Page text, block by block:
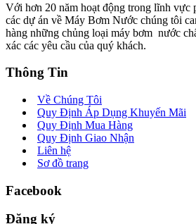
Với hơn 20 năm hoạt động trong lĩnh vực
các dự án về Máy Bơm Nước chúng tôi
hàng những chủng loại máy bơm nước
xác các yêu cầu của quý khách.
Thông Tin
Về Chúng Tôi
Quy Định Áp Dụng Khuyến Mãi
Quy Định Mua Hàng
Quy Định Giao Nhận
Liên hệ
Sơ đồ trang
Facebook
Đăng ký